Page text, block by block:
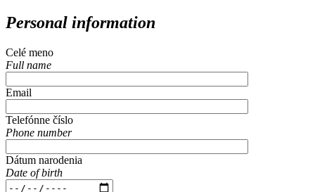
Personal information
Celé meno
Full name
Email
Telefónne číslo
Phone number
Dátum narodenia
Date of birth